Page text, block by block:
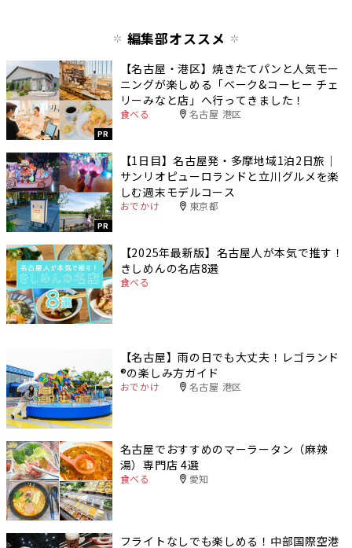
編集部オススメ
PR
【名古屋・港区】焼きたてパンと人気モー
ニングが楽しめる「ベーク&コーヒー チェ
リーみなと店」へ行ってきました！
食べる 名古屋 港区
PR
【1日目】名古屋発・多摩地域1泊2日旅｜
サンリオピューロランドと立川グルメを楽
しむ週末モデルコース
おでかけ 東京都
【2025年最新版】名古屋人が本気で推す！
きしめんの名店8選
食べる
【名古屋】雨の日でも大丈夫！レゴランド
®️の楽しみ方ガイド
おでかけ 名古屋 港区
名古屋でおすすめのマーラータン（麻辣
湯）専門店 4選
食べる 愛知
フライトなしでも楽しめる！中部国際空港